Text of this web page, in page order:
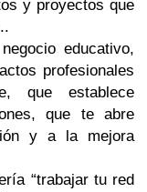
y proyectos que
educativo,
profesionales
que establece
que te abre
y a la mejora
“trabajar tu red